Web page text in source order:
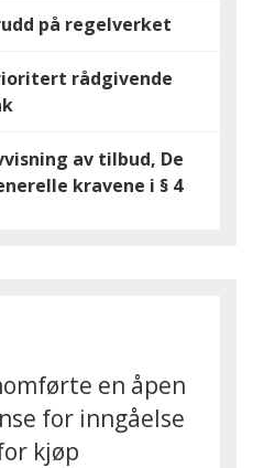
på regelverket
rådgivende
av tilbud, De
kravene i § 4
en åpen
for inngåelse
kjøp